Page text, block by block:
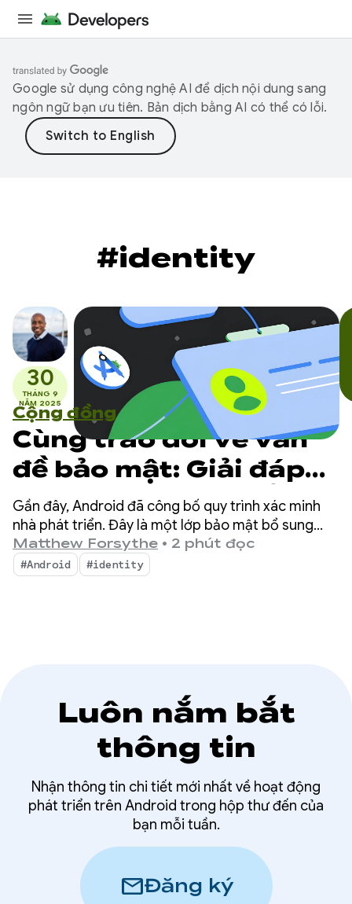
Google sử dụng công nghệ AI để dịch nội dung sang
ngôn ngữ bạn ưu tiên. Bản dịch bằng AI có thể có lỗi.
#identity
30
THÁNG 9
NĂM 2025
Cộng đồng
Cùng trao đổi về vấn
đề bảo mật: Giải đáp
những câu hỏi phổ
biến nhất của bạn về
quy trình xác minh
Gần đây, Android đã công bố quy trình xác minh
nhà phát triển. Đây là một lớp bảo mật bổ sung
giúp ngăn chặn các đối tượng xấu và khiến họ khó
gây hại hơn.
Matthew Forsythe • 2 phút đọc
#Android #identity
Luôn nắm bắt
thông tin
Nhận thông tin chi tiết mới nhất về hoạt động
phát triển trên Android trong hộp thư đến của
bạn mỗi tuần.
mailĐăng ký